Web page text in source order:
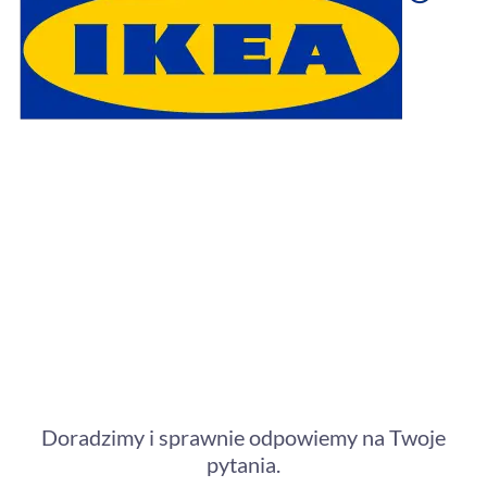
Doradzimy i sprawnie odpowiemy na Twoje
pytania.